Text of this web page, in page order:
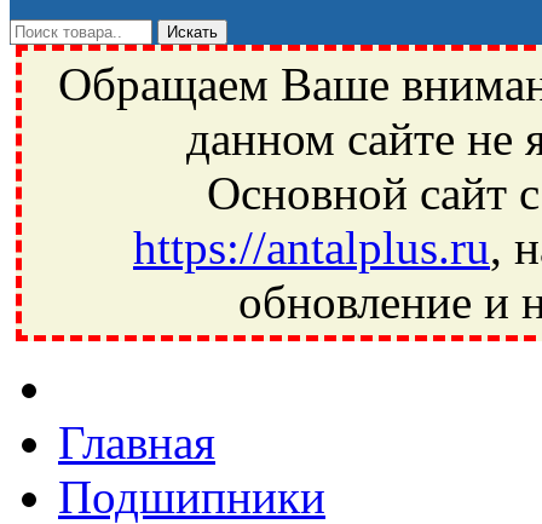
Обращаем Ваше
данном сайте не
Основной сайт
https://antalplus.ru,
обновление и
Ивантеевка, подшипники, пневматика, метизы, техника,
Главная
Подшипники